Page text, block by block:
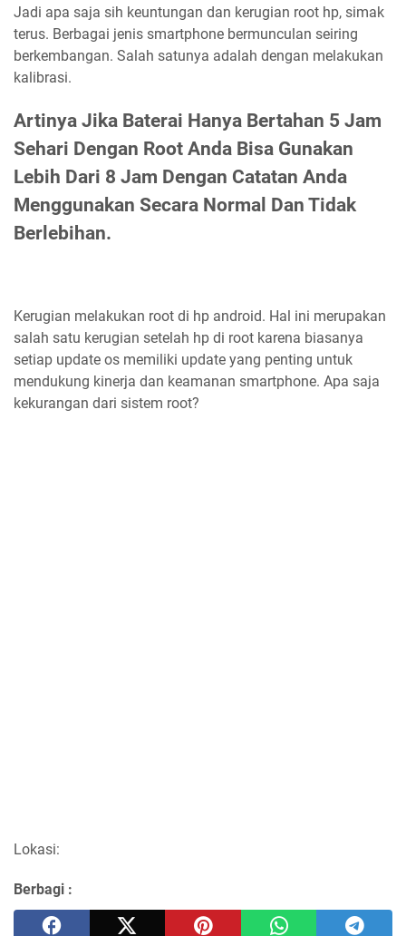
Jadi apa saja sih keuntungan dan kerugian root hp, simak
terus. Berbagai jenis smartphone bermunculan seiring
berkembangan. Salah satunya adalah dengan melakukan
kalibrasi.
Artinya Jika Baterai Hanya Bertahan 5 Jam
Sehari Dengan Root Anda Bisa Gunakan
Lebih Dari 8 Jam Dengan Catatan Anda
Menggunakan Secara Normal Dan Tidak
Berlebihan.
Kerugian melakukan root di hp android. Hal ini merupakan
salah satu kerugian setelah hp di root karena biasanya
setiap update os memiliki update yang penting untuk
mendukung kinerja dan keamanan smartphone. Apa saja
kekurangan dari sistem root?
Lokasi:
Berbagi :